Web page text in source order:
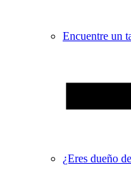
Encuentre un
¿Eres dueño